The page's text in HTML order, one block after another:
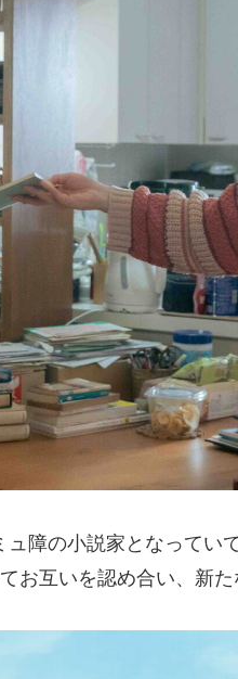
障の小説家となってい
お互いを認め合い、新た